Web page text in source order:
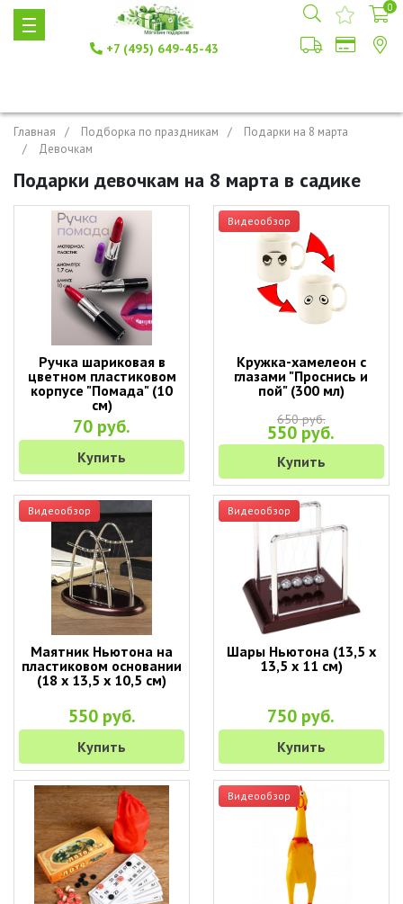
+7 (495) 649-45-43
0
Главная Подборка по праздникам
Подарки на 8 марта
Девочкам
Подарки девочкам на 8 марта в садике
Ручка шариковая в
цветном пластиковом
корпусе "Помада" (10
см)
70 руб.
Купить
Видеообзор
Кружка-хамелеон с
глазами "Проснись и
пой" (300 мл)
650 руб.
550 руб.
Купить
Видеообзор
Маятник Ньютона на
пластиковом основании
(18 х 13,5 х 10,5 см)
550 руб.
Купить
Видеообзор
Шары Ньютона (13,5 х
13,5 х 11 см)
750 руб.
Купить
Видеообзор